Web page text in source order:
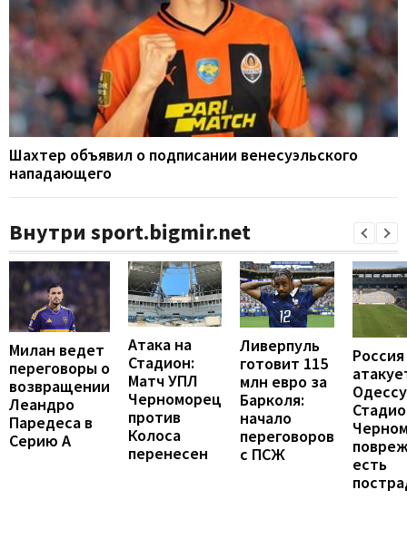
Шахтер объявил о подписании венесуэльского
нападающего
Внутри sport.bigmir.net
Милан ведет
переговоры о
возвращении
Леандро
Паредеса в
Серию А
Атака на
Стадион:
Матч УПЛ
Черноморец
против
Колоса
перенесен
Ливерпуль
готовит 115
млн евро за
Барколя:
начало
переговоров
с ПСЖ
Россия
есть